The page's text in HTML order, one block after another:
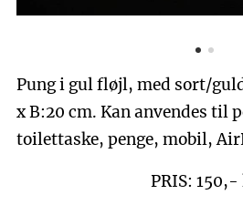
Pung i gul fløjl, med sort/
x B:20 cm. Kan anvendes til
toilettaske, penge, mobil,
PRIS: